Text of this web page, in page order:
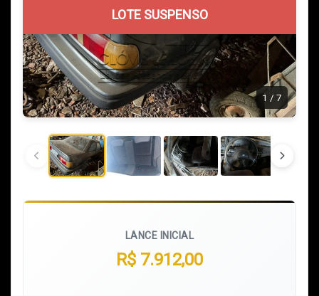
LOTE SUSPENSO
1 / 7
LANCE INICIAL
R$ 7.912,00